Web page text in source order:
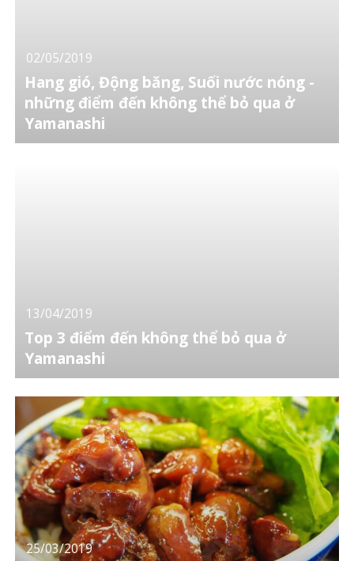
02/05/2019
Hang gió, Động băng, Suối nước nóng -
những điểm đến không thể bỏ qua ở
Yamanashi
13/04/2019
Top 3 điểm đến không thể bỏ qua ở
Yamanashi
25/03/2019